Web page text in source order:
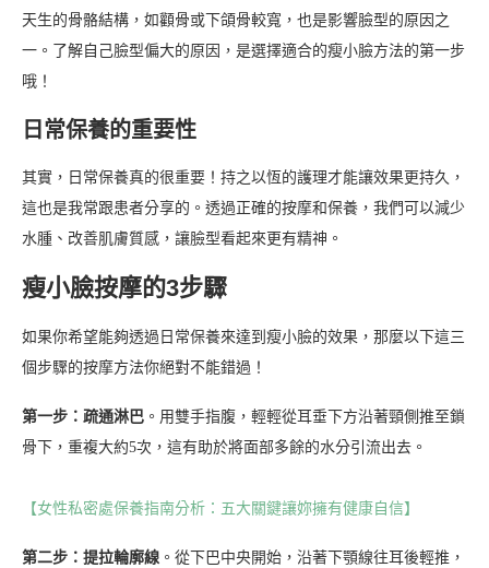
天生的骨骼結構，如顴骨或下頜骨較寬，也是影響臉型的原因之
一。了解自己臉型偏大的原因，是選擇適合的瘦小臉方法的第一步
哦！
日常保養的重要性
其實，日常保養真的很重要！持之以恆的護理才能讓效果更持久，
這也是我常跟患者分享的。透過正確的按摩和保養，我們可以減少
水腫、改善肌膚質感，讓臉型看起來更有精神。
瘦小臉按摩的3步驟
如果你希望能夠透過日常保養來達到瘦小臉的效果，那麼以下這三
個步驟的按摩方法你絕對不能錯過！
第一步：疏通淋巴 。用雙手指腹，輕輕從耳垂下方沿著頸側推至鎖
骨下，重複大約5次，這有助於將面部多餘的水分引流出去。
【女性私密處保養指南分析：五大關鍵讓妳擁有健康自信】
第二步：提拉輪廓線 。從下巴中央開始，沿著下顎線往耳後輕推，